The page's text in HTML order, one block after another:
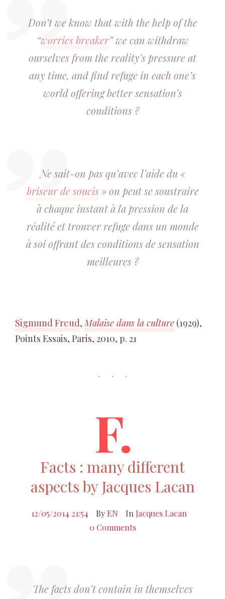
Don’t we know that with the help of the
“worries breaker” we can withdraw
ourselves from the reality’s pressure at
any time, and find refuge in each one’s
world offering better sensation’s
conditions ?
Ne sait-on pas qu’avec l’aide du «
briseur de soucis» on peut se soustraire
à chaque instant à la pression de la
réalité et trouver refuge dans un monde
à soi offrant des conditions de sensation
meilleures ?
Sigmund Freud,Malaise dans la culture (1929),
Points Essais, Paris, 2010, p. 21
F.
Facts : many different
aspects by Jacques Lacan
12/05/2014 21:54 By EN In Jacques Lacan
0 Comments
The facts don’t contain in themselves